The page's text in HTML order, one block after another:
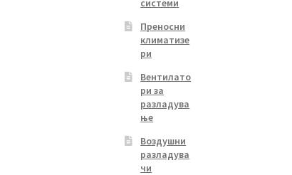
системи
Преносни
климатизе
ри
Вентилато
ри за
разладува
ње
Воздушни
разладува
чи